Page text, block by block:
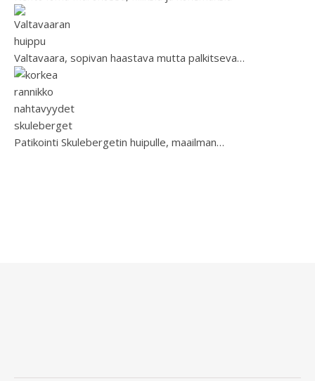
Valtavaara, sopivan haastava mutta palkitseva…
Patikointi Skulebergetin huipulle, maailman…